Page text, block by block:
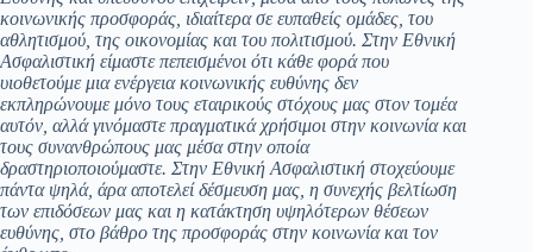
κοινωνικής προσφοράς, ιδιαίτερα σε ευπαθείς ομάδες, του
αθλητισμού, της οικονομίας και του πολιτισμού. Στην Εθνική
Ασφαλιστική είμαστε πεπεισμένοι ότι κάθε φορά που
υιοθετούμε μια ενέργεια κοινωνικής ευθύνης δεν
εκπληρώνουμε μόνο τους εταιρικούς στόχους μας στον τομέα
αυτόν, αλλά γινόμαστε πραγματικά χρήσιμοι στην κοινωνία και
τους συνανθρώπους μας μέσα στην οποία
δραστηριοποιούμαστε. Στην Εθνική Ασφαλιστική στοχεύουμε
πάντα ψηλά, άρα αποτελεί δέσμευση μας, η συνεχής βελτίωση
των επιδόσεων μας και η κατάκτηση υψηλότερων θέσεων
ευθύνης, στο βάθρο της προσφοράς στην κοινωνία και τον